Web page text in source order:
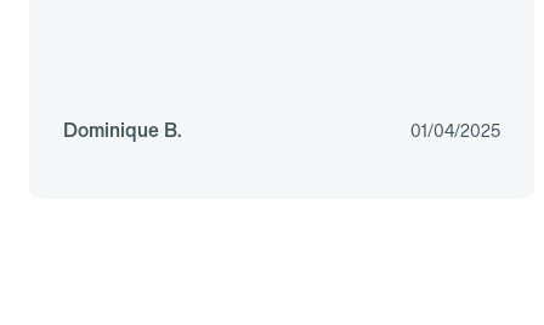
Dominique B. 01/04/2025